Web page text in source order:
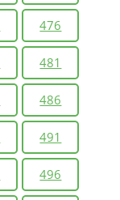
476
481
486
491
496